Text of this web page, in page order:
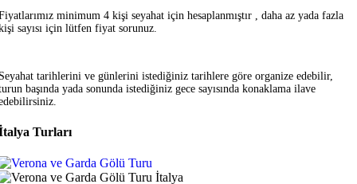
minimum 4 kişi seyahat için hesaplanmıştır , daha az yada fazla
sayısı için lütfen fiyat sorunuz.
tarihlerini ve günlerini istediğiniz tarihlere göre organize edebilir,
başında yada sonunda istediğiniz gece sayısında konaklama ilave
Turları